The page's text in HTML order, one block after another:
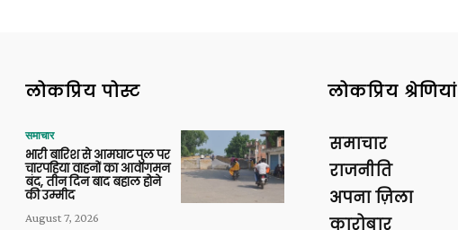
लोकप्रिय पोस्ट
समाचार
भारी बारिश से आमघाट पुल पर
चारपहिया वाहनों का आवागमन
बंद, तीन दिन बाद बहाल होने
की उम्मीद
August 7, 2026
लोकप्रिय श्रेणियां
समाचार
राजनीति
अपना ज़िला
कारोबार